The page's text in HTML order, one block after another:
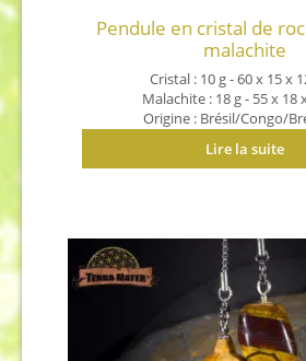
Pendule en cristal de
malachite
Cristal : 10 g - 60 x 15 x
Malachite : 18 g - 55 x 18
Origine : Brésil/Congo/
Lire la suite